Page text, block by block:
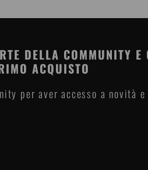
DELLA COMMUNITY
ACQUISTO
per aver accesso a novità